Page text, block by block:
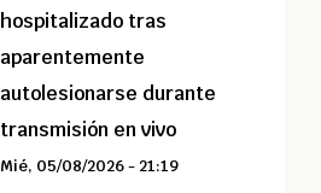
hospitalizado tras
aparentemente
autolesionarse durante
transmisión en vivo
Mié, 05/08/2026 - 21:19